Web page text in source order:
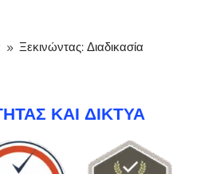
9 Ξεκινώντας: Διαδικασία
ΚΑΙ ΔΊΚΤΥΑ